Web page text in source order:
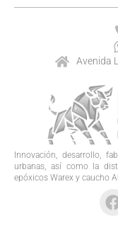
Innovación, desarrollo,
urbanas, así como la
epóxicos Warex y caucho
Avenida